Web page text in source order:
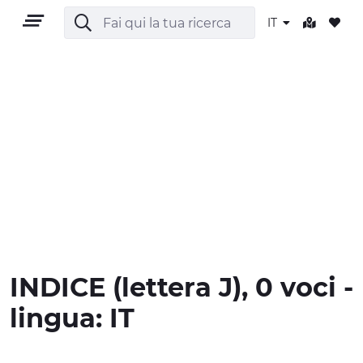
IT
CULTURA
INDICE (letteraJ), 0 voci -
lingua: IT